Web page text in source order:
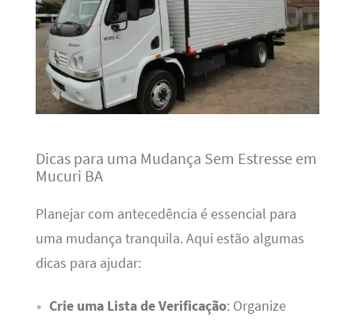
Dicas para uma Mudança Sem Estresse em
Mucuri BA
Planejar com antecedência é essencial para
uma mudança tranquila. Aqui estão algumas
dicas para ajudar:
Crie uma Lista de Verificação: Organize